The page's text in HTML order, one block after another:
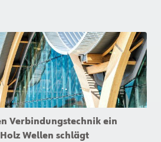
Verbindungstechnik ein
Wellen schlägt